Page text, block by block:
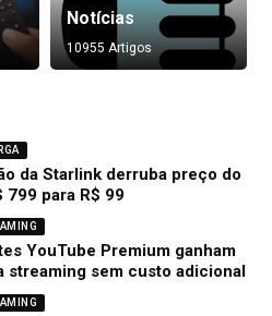
Notícias
10955 Artigos
da Starlink derruba preço do
799 para R$ 99
YouTube Premium ganham
streaming sem custo adicional